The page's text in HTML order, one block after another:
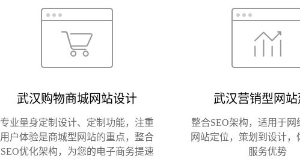
武汉购物商城网站设计
专业量身定制设计、定制功能，注重
用户体验是商城型网站的重点，整合
SEO优化架构，为您的电子商务提速
武汉营销型网站
整合SEO架构，适用于网
网站定位，策划到设计，
服务优势
请输